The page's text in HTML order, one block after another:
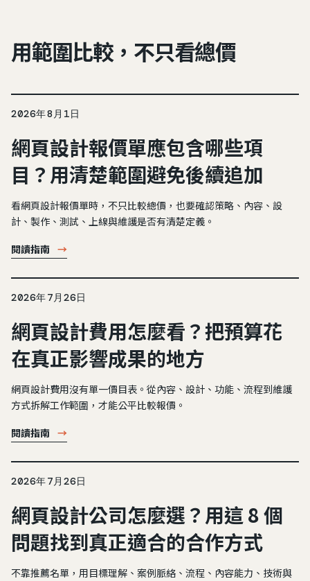
用範圍比較，不只看總價
2026年8月1日
網頁設計報價單應包含哪些項
目？用清楚範圍避免後續追加
看網頁設計報價單時，不只比較總價，也要確認策略、內容、設
計、製作、測試、上線與維護是否有清楚定義。
閱讀指南 →
2026年7月26日
網頁設計費用怎麼看？把預算花
在真正影響成果的地方
網頁設計費用沒有單一價目表。從內容、設計、功能、流程到維護
方式拆解工作範圍，才能公平比較報價。
閱讀指南 →
2026年7月26日
網頁設計公司怎麼選？用這 8 個
問題找到真正適合的合作方式
不靠推薦名單，用目標理解、案例脈絡、流程、內容能力、技術與